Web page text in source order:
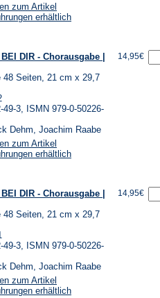
zum Artikel
erhältlich
DIR - Chorausgabe |
48 Seiten, 21 cm x 29,7
49-3, ISMN 979-0-50226-
Dehm, Joachim Raabe
zum Artikel
erhältlich
14,95€
DIR - Chorausgabe |
48 Seiten, 21 cm x 29,7
49-3, ISMN 979-0-50226-
Dehm, Joachim Raabe
zum Artikel
erhältlich
14,95€